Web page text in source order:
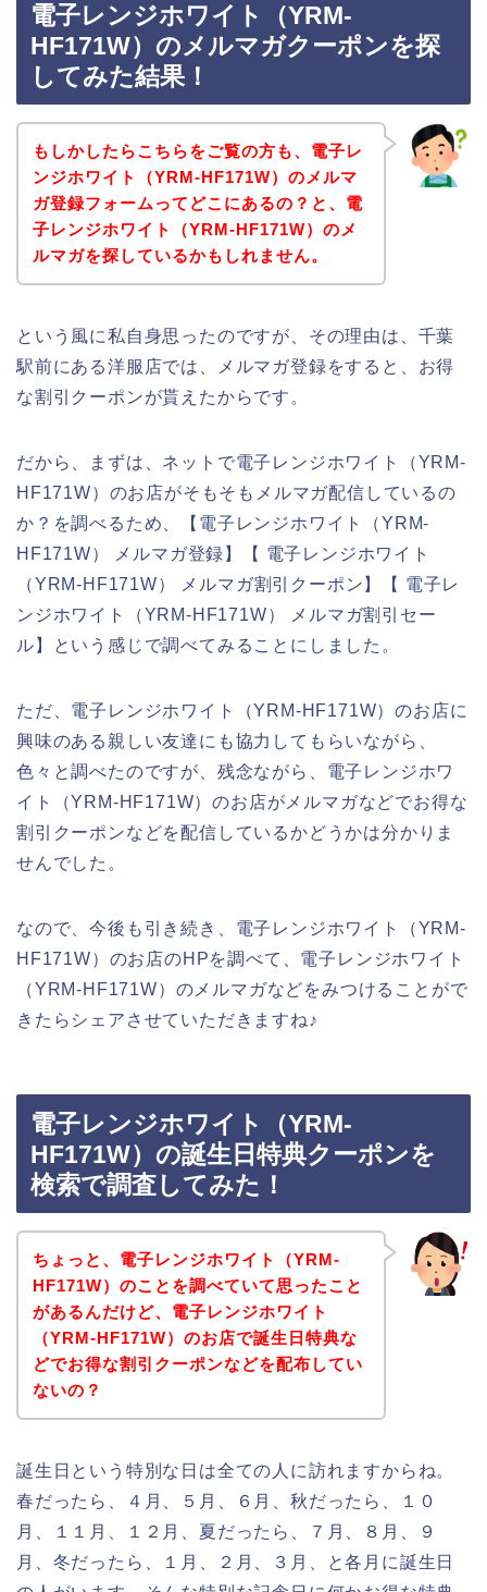
電子レンジホワイト（YRM-
HF171W）のメルマガクーポンを探
してみた結果！
もしかしたらこちらをご覧の方も、電子レ
ンジホワイト（YRM-HF171W）のメルマ
ガ登録フォームってどこにあるの？と、電
子レンジホワイト（YRM-HF171W）のメ
ルマガを探しているかもしれません。
という風に私自身思ったのですが、その理由は、千葉
駅前にある洋服店では、メルマガ登録をすると、お得
な割引クーポンが貰えたからです。
だから、まずは、ネットで電子レンジホワイト（YRM-
HF171W）のお店がそもそもメルマガ配信しているの
か？を調べるため、【電子レンジホワイト（YRM-
HF171W） メルマガ登録】【 電子レンジホワイト
（YRM-HF171W） メルマガ割引クーポン】【 電子レ
ンジホワイト（YRM-HF171W） メルマガ割引セー
ル】という感じで調べてみることにしました。
ただ、電子レンジホワイト（YRM-HF171W）のお店に
興味のある親しい友達にも協力してもらいながら、
色々と調べたのですが、残念ながら、電子レンジホワ
イト（YRM-HF171W）のお店がメルマガなどでお得な
割引クーポンなどを配信しているかどうかは分かりま
せんでした。
なので、今後も引き続き、電子レンジホワイト（YRM-
HF171W）のお店のHPを調べて、電子レンジホワイト
（YRM-HF171W）のメルマガなどをみつけることがで
きたらシェアさせていただきますね♪
電子レンジホワイト（YRM-
HF171W）の誕生日特典クーポンを
検索で調査してみた！
ちょっと、電子レンジホワイト（YRM-
HF171W）のことを調べていて思ったこと
があるんだけど、電子レンジホワイト
（YRM-HF171W）のお店で誕生日特典な
どでお得な割引クーポンなどを配布してい
ないの？
誕生日という特別な日は全ての人に訪れますからね。
春だったら、４月、５月、６月、秋だったら、１０
月、１１月、１２月、夏だったら、７月、８月、９
月、冬だったら、１月、２月、３月、と各月に誕生日